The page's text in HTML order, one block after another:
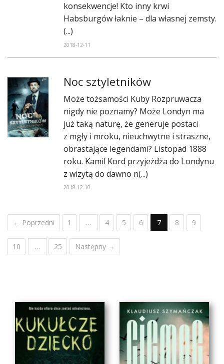
konsekwencje! Kto inny krwi
Habsburgów łaknie – dla własnej zemsty.
(...)
2018-12-11
Noc sztyletników
​Może tożsamości Kuby Rozpruwacza
nigdy nie poznamy? Może Londyn ma
już taką naturę, że generuje postaci
z mgły i mroku, nieuchwytne i straszne,
obrastające legendami? Listopad 1888
roku. Kamil Kord przyjeżdża do Londynu
z wizytą do dawno n(...)
2018-12-10
← Poprzedni 1 … 4 5 6 7 8 9
10 … 25 Następny →